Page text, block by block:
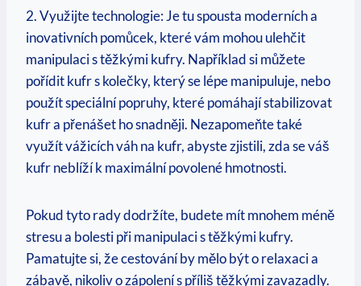
2. Využijte technologie: Je tu spousta moderních a
inovativních pomůcek, které vám mohou ulehčit
manipulaci s těžkými kufry. Například si můžete
pořídit kufr s kolečky, který se lépe manipuluje, nebo
použít speciální popruhy, které pomáhají stabilizovat
kufr a přenášet ho snadněji. Nezapomeňte také
využít vážicích váh na kufr, abyste zjistili, zda se váš
kufr neblíží k maximální povolené hmotnosti.
Pokud tyto rady dodržíte, budete mít mnohem méně
stresu a bolesti při manipulaci s těžkými kufry.
Pamatujte si, že cestování by mělo být o relaxaci a
zábavě, nikoliv o zápolení s příliš těžkými zavazadly.